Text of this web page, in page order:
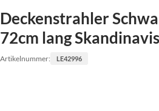
Deckenstrahler
72cm lang
Artikelnummer: LE42996